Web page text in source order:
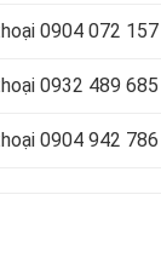
0904 072 157
0932 489 685
0904 942 786